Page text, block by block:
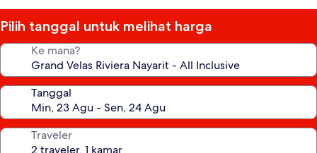
Pilih tanggal untuk melihat harga
Ke mana?
Tanggal
Traveler